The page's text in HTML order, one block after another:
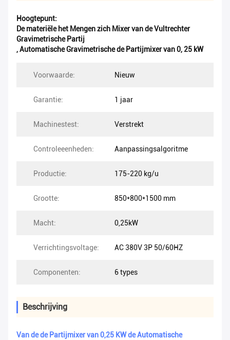
Hoogtepunt:
De materiële het Mengen zich Mixer van de Vultrechter
Gravimetrische Partij
,Automatische Gravimetrische de Partijmixer van 0, 25 kW
Voorwaarde: Nieuw
Garantie: 1 jaar
Machinestest: Verstrekt
Controleeenheden: Aanpassingsalgoritme
Productie: 175-220 kg/u
Grootte: 850*800*1500 mm
Macht: 0,25kW
Verrichtingsvoltage: AC 380V 3P 50/60HZ
Componenten: 6 types
Beschrijving
Van de de Partijmixer van 0,25 KW de Automatische